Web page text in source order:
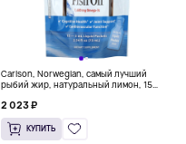
Carlson, Norwegian, самый лучший
рыбий жир, натуральный лимон, 15
2 023 ₽
КУПИТЬ